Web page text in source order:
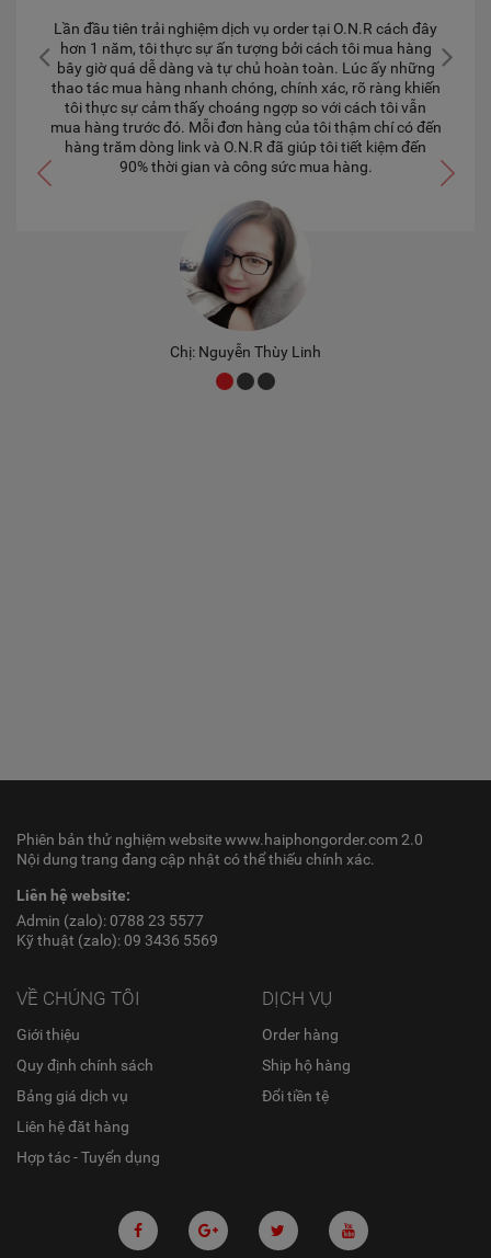
Lần đầu tiên trải nghiệm dịch vụ order tại O.N.R cách đây
hơn 1 năm, tôi thực sự ấn tượng bởi cách tôi mua hàng
bây giờ quá dễ dàng và tự chủ hoàn toàn. Lúc ấy những
thao tác mua hàng nhanh chóng, chính xác, rõ ràng khiến
tôi thực sự cảm thấy choáng ngợp so với cách tôi vẫn
mua hàng trước đó. Mỗi đơn hàng của tôi thậm chí có đến
hàng trăm dòng link và O.N.R đã giúp tôi tiết kiệm đến
90% thời gian và công sức mua hàng.
Chị: Nguyễn Thùy Linh
Phiên bản thử nghiệm website www.haiphongorder.com 2.0
Nội dung trang đang cập nhật có thể thiếu chính xác.
Liên hệ website:
Admin (zalo): 0788 23 5577
Kỹ thuật (zalo): 09 3436 5569
VỀ CHÚNG TÔI
Giới thiệu
Quy định chính sách
Bảng giá dịch vụ
Liên hệ đăt hàng
Hợp tác - Tuyển dụng
DỊCH VỤ
Order hàng
Ship hộ hàng
Đổi tiền tệ